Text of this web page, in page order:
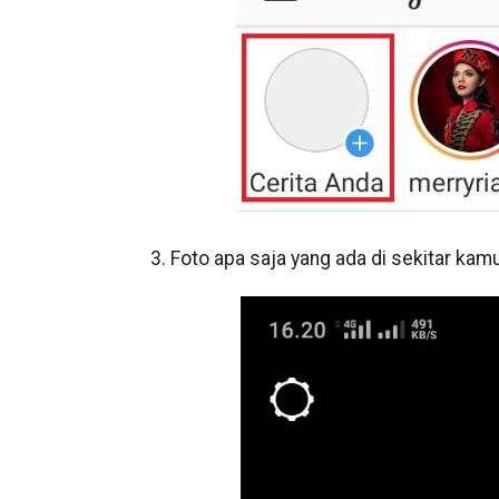
3. Foto apa saja yang ada di sekitar